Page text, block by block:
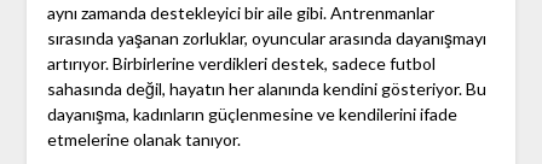
aynı zamanda destekleyici bir aile gibi. Antrenmanlar
sırasında yaşanan zorluklar, oyuncular arasında dayanışmayı
artırıyor. Birbirlerine verdikleri destek, sadece futbol
sahasında değil, hayatın her alanında kendini gösteriyor. Bu
dayanışma, kadınların güçlenmesine ve kendilerini ifade
etmelerine olanak tanıyor.